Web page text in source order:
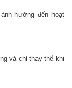
hưởng đến hoạt
và chỉ thay thế khi